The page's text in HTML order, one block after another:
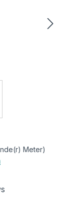
Meter)